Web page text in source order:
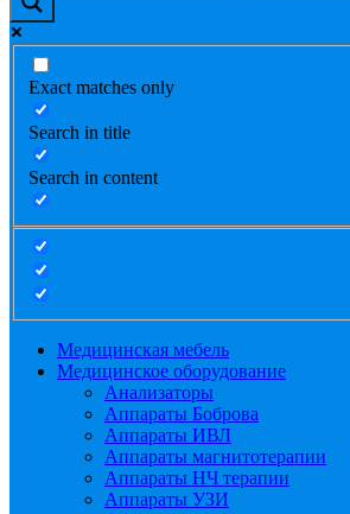
Exact matches only
Search in title
Search in content
Медицинская мебель
Медицинское оборудование
Анализаторы
Аппараты Боброва
Аппараты ИВЛ
Аппараты магнитотерапии
Аппараты НЧ терапии
Аппараты УЗИ